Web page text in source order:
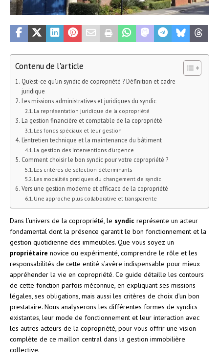
Contenu de l'article
Qu’est-ce qu’un syndic de copropriété ? Définition et cadre
juridique
Les missions administratives et juridiques du syndic
La représentation juridique de la copropriété
La gestion financière et comptable de la copropriété
Les fonds spéciaux et leur gestion
L’entretien technique et la maintenance du bâtiment
La gestion des interventions d’urgence
Comment choisir le bon syndic pour votre copropriété ?
Les critères de sélection déterminants
Les modalités pratiques du changement de syndic
Vers une gestion moderne et efficace de la copropriété
Une approche plus collaborative et transparente
Dans l’univers de la copropriété, le syndic représente un acteur
fondamental dont la présence garantit le bon fonctionnement et la
gestion quotidienne des immeubles. Que vous soyez un
propriétaire novice ou expérimenté, comprendre le rôle et les
responsabilités de cette entité s’avère indispensable pour mieux
appréhender la vie en copropriété. Ce guide détaille les contours
de cette fonction parfois méconnue, en expliquant ses missions
légales, ses obligations, mais aussi les critères de choix d’un bon
prestataire. Nous analyserons les différentes formes de syndics
existantes, leur mode de fonctionnement et leur interaction avec
les autres acteurs de la copropriété, pour vous offrir une vision
complète de ce maillon central dans la gestion immobilière
collective.